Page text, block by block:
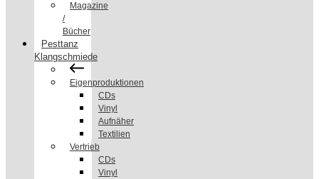
Magazine
/
Bücher
Pesttanz
Klangschmiede
Eigenproduktionen
CDs
Vinyl
Aufnäher
Textilien
Vertrieb
CDs
Vinyl